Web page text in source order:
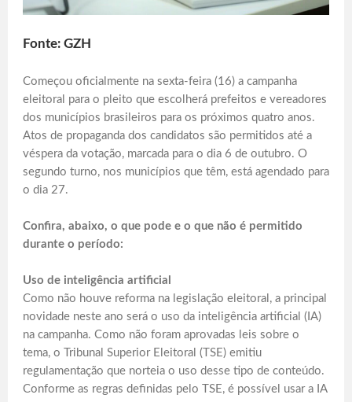
Fonte: GZH
Começou oficialmente na sexta-feira (16) a campanha
eleitoral para o pleito que escolherá prefeitos e vereadores
dos municípios brasileiros para os próximos quatro anos.
Atos de propaganda dos candidatos são permitidos até a
véspera da votação, marcada para o dia 6 de outubro. O
segundo turno, nos municípios que têm, está agendado para
o dia 27.
Confira, abaixo, o que pode e o que não é permitido
durante o período:
Uso de inteligência artificial
Como não houve reforma na legislação eleitoral, a principal
novidade neste ano será o uso da inteligência artificial (IA)
na campanha. Como não foram aprovadas leis sobre o
tema, o Tribunal Superior Eleitoral (TSE) emitiu
regulamentação que norteia o uso desse tipo de conteúdo.
Conforme as regras definidas pelo TSE, é possível usar a IA